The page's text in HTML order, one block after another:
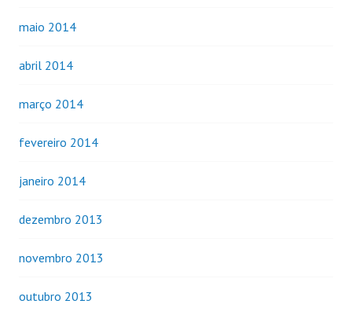
maio 2014
abril 2014
março 2014
fevereiro 2014
janeiro 2014
dezembro 2013
novembro 2013
outubro 2013